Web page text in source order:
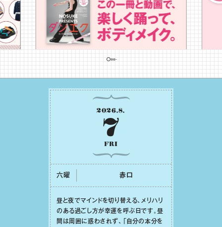
2026.8.
7
FRI
六曜 ⾚⼝
昼と夜でマインドを切り替える、メリハリ
のある過ごし⽅が幸運を呼ぶ⽇です。昼
間は周囲に惑わされず、「⾃分の本分を